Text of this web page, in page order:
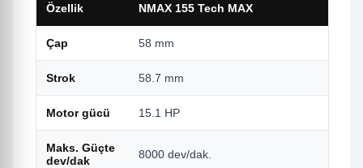
Özellik NMAX 155 Tech MAX
Çap 58 mm
Strok 58.7 mm
Motor gücü 15.1 HP
Maks. Güçte
dev/dak
8000 dev/dak.